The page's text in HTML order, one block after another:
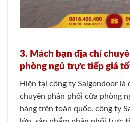
3. Mách bạn địa chỉ
phòng ngủ trực tiếp giá
Hiện tại công ty Saigondoor là
chuyên phân phối cửa phòng
hàng trên toàn quốc. công ty